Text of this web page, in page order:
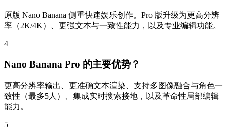
原版 Nano Banana 侧重快速娱乐创作。Pro 版升级为更高分辨
率（2K/4K）、更强文本与一致性能力，以及专业编辑功能。
4
Nano Banana Pro 的主要优势？
更高分辨率输出、更准确文本渲染、支持多图像融合与角色一
致性（最多5人）、集成实时搜索接地，以及革命性局部编辑
能力。
5